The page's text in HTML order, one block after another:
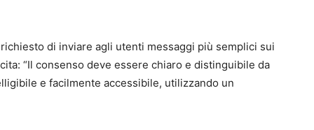
di inviare agli utenti messaggi più semplici sui
“Il consenso deve essere chiaro e distinguibile da
e facilmente accessibile, utilizzando un